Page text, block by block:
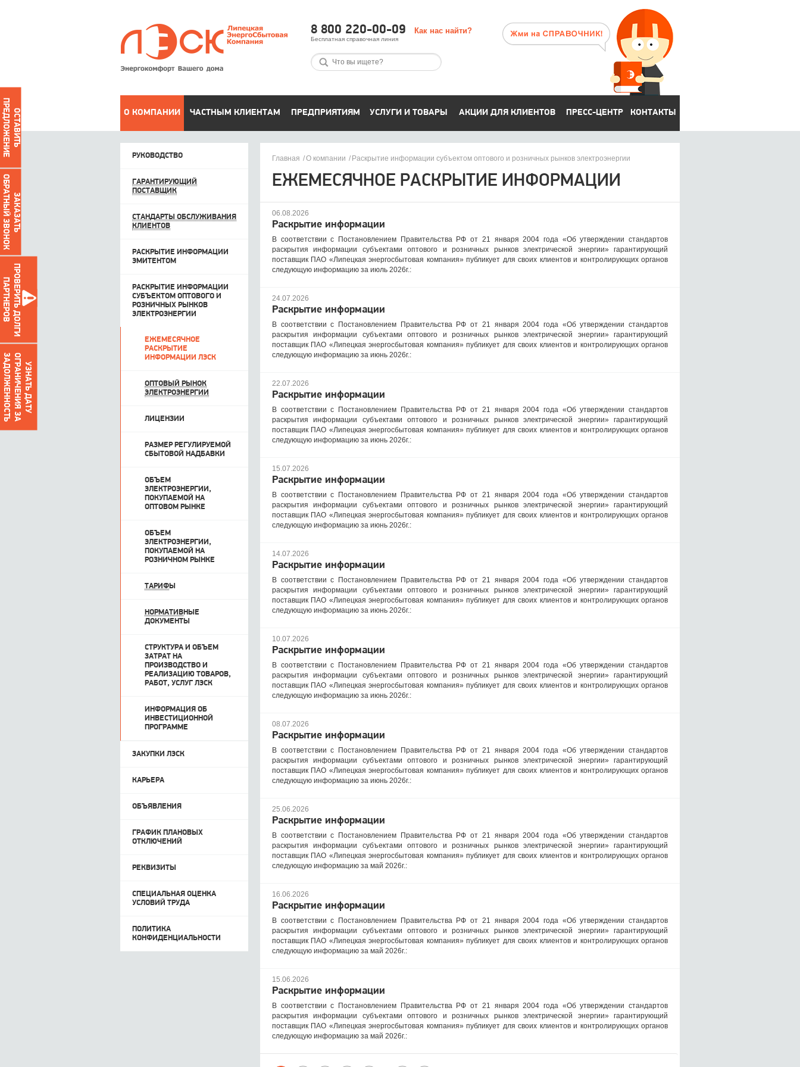
8 800 220-00-09 Как нас найти?
Бесплатная справочная линия
О КОМПАНИИ ЧАСТНЫМ КЛИЕНТАМ ПРЕДПРИЯТИЯМ УСЛУГИ И ТОВАРЫ АКЦИИ ДЛЯ КЛИЕНТОВ ПРЕСС-ЦЕНТР КОНТАКТЫ
Главная О компании Раскрытие информации субъектом оптового и розничных рынков электроэнергии
ЕЖЕМЕСЯЧНОЕ РАСКРЫТИЕ ИНФОРМАЦИИ
06.08.2026
Раскрытие информации
В соответствии с Постановлением Правительства РФ от 21 января 2004 года «Об утверждении стандартов
раскрытия информации субъектами оптового и розничных рынков электрической энергии» гарантирующий
поставщик ПАО «Липецкая энергосбытовая компания» публикует для своих клиентов и контролирующих органов
следующую информацию за июль 2026г.:
24.07.2026
Раскрытие информации
В соответствии с Постановлением Правительства РФ от 21 января 2004 года «Об утверждении стандартов
раскрытия информации субъектами оптового и розничных рынков электрической энергии» гарантирующий
поставщик ПАО «Липецкая энергосбытовая компания» публикует для своих клиентов и контролирующих органов
следующую информацию за июнь 2026г.:
22.07.2026
Раскрытие информации
В соответствии с Постановлением Правительства РФ от 21 января 2004 года «Об утверждении стандартов
раскрытия информации субъектами оптового и розничных рынков электрической энергии» гарантирующий
поставщик ПАО «Липецкая энергосбытовая компания» публикует для своих клиентов и контролирующих органов
следующую информацию за июнь 2026г.:
15.07.2026
Раскрытие информации
В соответствии с Постановлением Правительства РФ от 21 января 2004 года «Об утверждении стандартов
раскрытия информации субъектами оптового и розничных рынков электрической энергии» гарантирующий
поставщик ПАО «Липецкая энергосбытовая компания» публикует для своих клиентов и контролирующих органов
следующую информацию за июнь 2026г.:
14.07.2026
Раскрытие информации
В соответствии с Постановлением Правительства РФ от 21 января 2004 года «Об утверждении стандартов
раскрытия информации субъектами оптового и розничных рынков электрической энергии» гарантирующий
поставщик ПАО «Липецкая энергосбытовая компания» публикует для своих клиентов и контролирующих органов
следующую информацию за июнь 2026г.:
10.07.2026
Раскрытие информации
В соответствии с Постановлением Правительства РФ от 21 января 2004 года «Об утверждении стандартов
раскрытия информации субъектами оптового и розничных рынков электрической энергии» гарантирующий
поставщик ПАО «Липецкая энергосбытовая компания» публикует для своих клиентов и контролирующих органов
следующую информацию за июнь 2026г.:
08.07.2026
Раскрытие информации
В соответствии с Постановлением Правительства РФ от 21 января 2004 года «Об утверждении стандартов
раскрытия информации субъектами оптового и розничных рынков электрической энергии» гарантирующий
поставщик ПАО «Липецкая энергосбытовая компания» публикует для своих клиентов и контролирующих органов
следующую информацию за июнь 2026г.:
25.06.2026
Раскрытие информации
В соответствии с Постановлением Правительства РФ от 21 января 2004 года «Об утверждении стандартов
раскрытия информации субъектами оптового и розничных рынков электрической энергии» гарантирующий
поставщик ПАО «Липецкая энергосбытовая компания» публикует для своих клиентов и контролирующих органов
следующую информацию за май 2026г.:
16.06.2026
Раскрытие информации
В соответствии с Постановлением Правительства РФ от 21 января 2004 года «Об утверждении стандартов
раскрытия информации субъектами оптового и розничных рынков электрической энергии» гарантирующий
поставщик ПАО «Липецкая энергосбытовая компания» публикует для своих клиентов и контролирующих органов
следующую информацию за май 2026г.:
15.06.2026
Раскрытие информации
В соответствии с Постановлением Правительства РФ от 21 января 2004 года «Об утверждении стандартов
раскрытия информации субъектами оптового и розничных рынков электрической энергии» гарантирующий
поставщик ПАО «Липецкая энергосбытовая компания» публикует для своих клиентов и контролирующих органов
следующую информацию за май 2026г.:
РУКОВОДСТВО
ГАРАНТИРУЮЩИЙ
ПОСТАВЩИК
СТАНДАРТЫ ОБСЛУЖИВАНИЯ
КЛИЕНТОВ
РАСКРЫТИЕ ИНФОРМАЦИИ
ЭМИТЕНТОМ
РАСКРЫТИЕ ИНФОРМАЦИИ
СУБЪЕКТОМ ОПТОВОГО И
РОЗНИЧНЫХ РЫНКОВ
ЭЛЕКТРОЭНЕРГИИ
ЕЖЕМЕСЯЧНОЕ
РАСКРЫТИЕ
ИНФОРМАЦИИ ЛЭСК
ОПТОВЫЙ РЫНОК
ЭЛЕКТРОЭНЕРГИИ
ЛИЦЕНЗИИ
РАЗМЕР РЕГУЛИРУЕМОЙ
СБЫТОВОЙ НАДБАВКИ
ОБЪЕМ
ЭЛЕКТРОЭНЕРГИИ,
ПОКУПАЕМОЙ НА
ОПТОВОМ РЫНКЕ
ОБЪЕМ
ЭЛЕКТРОЭНЕРГИИ,
ПОКУПАЕМОЙ НА
РОЗНИЧНОМ РЫНКЕ
ТАРИФЫ
НОРМАТИВНЫЕ
ДОКУМЕНТЫ
СТРУКТУРА И ОБЪЕМ
ЗАТРАТ НА
ПРОИЗВОДСТВО И
РЕАЛИЗАЦИЮ ТОВАРОВ,
РАБОТ, УСЛУГ ЛЭСК
ИНФОРМАЦИЯ ОБ
ИНВЕСТИЦИОННОЙ
ПРОГРАММЕ
ЗАКУПКИ ЛЭСК
КАРЬЕРА
ОБЪЯВЛЕНИЯ
ГРАФИК ПЛАНОВЫХ
ОТКЛЮЧЕНИЙ
РЕКВИЗИТЫ
СПЕЦИАЛЬНАЯ ОЦЕНКА
УСЛОВИЙ ТРУДА
ПОЛИТИКА
КОНФИДЕНЦИАЛЬНОСТИ
ОСТАВИТЬ
ПРЕДЛОЖЕНИЕ
ЗАКАЗАТЬ
ОБРАТНЫЙ ЗВОНОК
ПРОВЕРИТЬ ДОЛГИ
ПАРТНЕРОВ
УЗНАТЬ ДАТУ
О
Г
Р
А
Н
И
Ч
Е
Н
И
Я
З
А
З
А
Д
О
Л
Ж
Е
Н
Н
О
С
Т
Ь